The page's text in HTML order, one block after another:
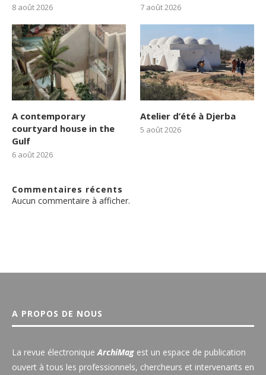
8 août 2026 7 août 2026
A contemporary
courtyard house in the
Gulf
6 août 2026
Atelier d’été à Djerba
5 août 2026
Commentaires récents
Aucun commentaire à afficher.
A PROPOS DE NOUS
La revue électronique ArchiMag est un espace de publication
ouvert à tous les professionnels, chercheurs et intervenants en